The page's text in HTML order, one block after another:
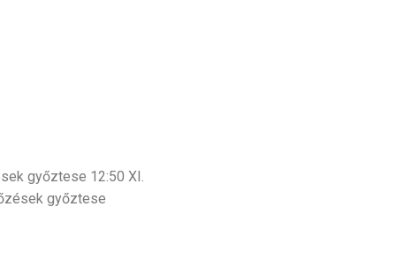
12:50 XI.
győztese